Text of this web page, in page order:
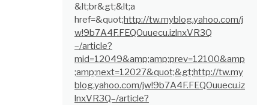
&lt;br&gt;&lt;a
href=&quot;http://tw.myblog.yahoo.com/j
w!9b7A4F.FEQOuuecu.izlnxVR3Q
–/article?
mid=12049&amp;amp;prev=12100&amp
;amp;next=12027&quot;&gt;http://tw.my
blog.yahoo.com/jw!9b7A4F.FEQOuuecu.iz
lnxVR3Q–/article?